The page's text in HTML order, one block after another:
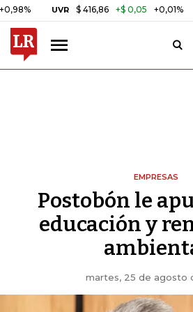
UVR $ 416,86 +$ 0,05 +0,01%
EMPRESAS
Postobón le
educación y
martes, 25 de agosto